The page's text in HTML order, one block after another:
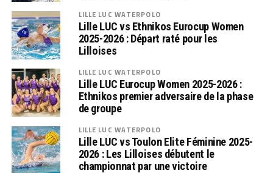
LILLE LUC WATERPOLO
Lille LUC vs Ethnikos Eurocup Women
2025-2026 : Départ raté pour les
Lilloises
LILLE LUC WATERPOLO
Lille LUC Eurocup Women 2025-2026 :
Ethnikos premier adversaire de la phase
de groupe
LILLE LUC WATERPOLO
Lille LUC vs Toulon Elite Féminine 2025-
2026 : Les Lilloises débutent le
championnat par une victoire